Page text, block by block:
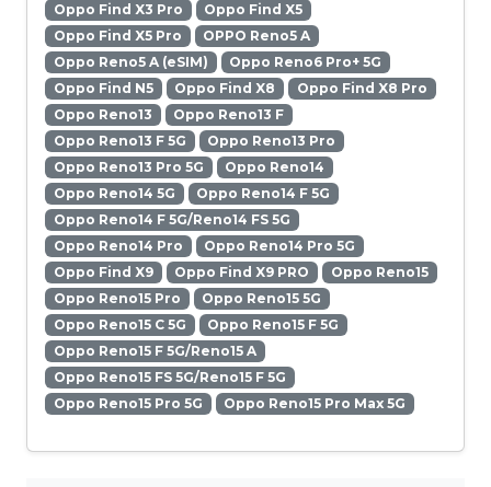
Oppo Find X3 Pro
Oppo Find X5
Oppo Find X5 Pro
OPPO Reno5 A
Oppo Reno5 A (eSIM)
Oppo Reno6 Pro+ 5G
Oppo Find N5
Oppo Find X8
Oppo Find X8 Pro
Oppo Reno13
Oppo Reno13 F
Oppo Reno13 F 5G
Oppo Reno13 Pro
Oppo Reno13 Pro 5G
Oppo Reno14
Oppo Reno14 5G
Oppo Reno14 F 5G
Oppo Reno14 F 5G/Reno14 FS 5G
Oppo Reno14 Pro
Oppo Reno14 Pro 5G
Oppo Find X9
Oppo Find X9 PRO
Oppo Reno15
Oppo Reno15 Pro
Oppo Reno15 5G
Oppo Reno15 C 5G
Oppo Reno15 F 5G
Oppo Reno15 F 5G/Reno15 A
Oppo Reno15 FS 5G/Reno15 F 5G
Oppo Reno15 Pro 5G
Oppo Reno15 Pro Max 5G